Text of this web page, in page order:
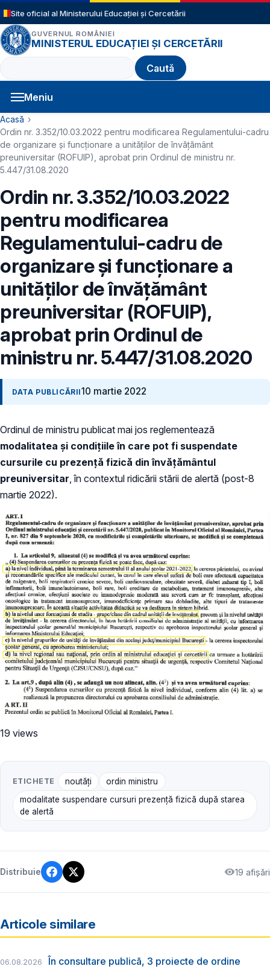
Sari la conținutul principal
Site oficial al Ministerului Educației și Cercetării
GUVERNUL ROMÂNIEI
MINISTERUL EDUCAȚIEI ȘI CERCETĂRII
Caută
Meniu
Navigație principală
Cale de navigare
Acasă
Ordin nr. 3.352/10.03.2022 pentru modificarea Regulamentului-cadru
de organizare şi funcţionare a unităţilor de învăţământ
preuniversitar (ROFUIP), aprobat prin Ordinul de ministru nr.
5.447/31.08.2020
Ordin nr. 3.352/10.03.2022
pentru modificarea
Regulamentului-cadru de
organizare şi funcţionare a
unităţilor de învăţământ
preuniversitar (ROFUIP),
aprobat prin Ordinul de
ministru nr. 5.447/31.08.2020
DATA PUBLICĂRII10 martie 2022
Ordinul de ministru publicat mai jos reglementează
modalitatea și condițiile în care pot fi suspendate
cursurile cu prezență fizică din învățământul
preuniversitar , în contextul ridicării stării de alertă (post-8
martie 2022).
19 views
ETICHETE noutăți
ordin ministru
modalitate suspendare cursuri prezență fizică după starea
de alertă
Distribuie 19 afișări
Articole similare
06.08.2026
În consultare publică, 3 proiecte de ordine